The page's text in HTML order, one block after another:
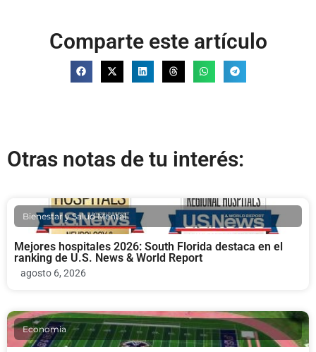
Comparte este artículo
Otras notas de tu interés:
Bienestar y Salud Mental
Mejores hospitales 2026: South Florida destaca en el
ranking de U.S. News & World Report
agosto 6, 2026
Economia